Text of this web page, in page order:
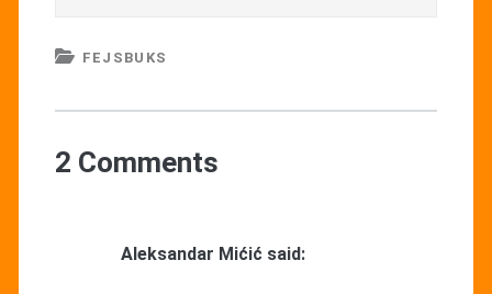
FEJSBUKS
2 Comments
Aleksandar Mićić said: